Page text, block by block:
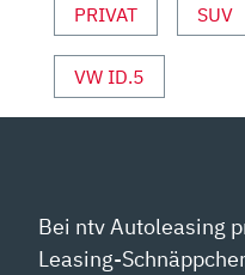
VON
YOUTUBE
ANZEIGEN
PRIVAT SUV
VW ID.5
Bei ntv Autoleasing
Leasing-